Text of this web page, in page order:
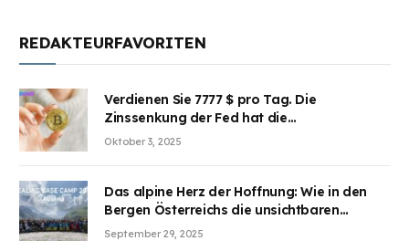
REDAKTEURFAVORITEN
Verdienen Sie 7777 $ pro Tag. Die
Zinssenkung der Fed hat die
Aufmerksamkeit des Marktes erregt.
Oktober 3, 2025
Das alpine Herz der Hoffnung: Wie in den
Bergen Österreichs die unsichtbaren
Wunden des Kriegesheilen
September 29, 2025